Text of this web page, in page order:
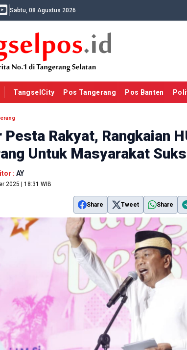
Sabtu, 08 Agustus 2026
TangselCity Pos Tangerang Pos Banten
Pesta Rakyat, Rangkaian
Untuk Masyarakat
: AY
2025 | 18:31 WIB
Share Tweet Share